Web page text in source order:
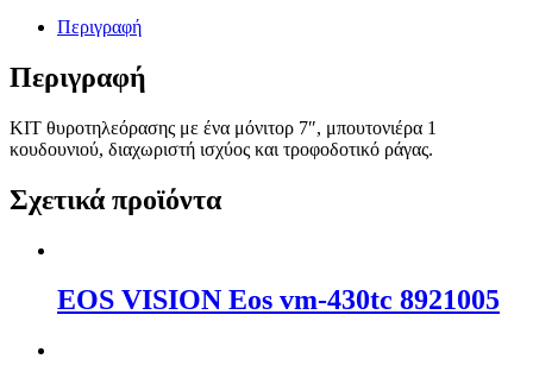
Περιγραφή
Περιγραφή
ΚΙΤ θυροτηλεόρασης με ένα μόνιτορ 7″, μπουτονιέρα 1
κουδουνιού, διαχωριστή ισχύος και τροφοδοτικό ράγας.
Σχετικά προϊόντα
EOS VISION Eos vm-430tc 8921005